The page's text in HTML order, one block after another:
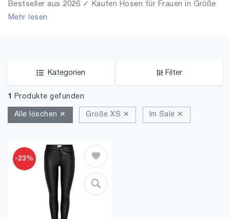
Bestseller aus 2026 ✓ Kaufen Hosen für Frauen in Größe
XS in Sale!
Mehr lesen
Kategorien Filter
1 Produkte gefunden
Alle löschen ✕ Größe XS ✕ Im Sale ✕
-23%